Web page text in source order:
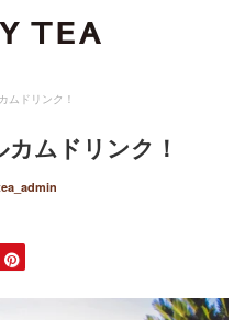
ムドリンク！
ムドリンク！